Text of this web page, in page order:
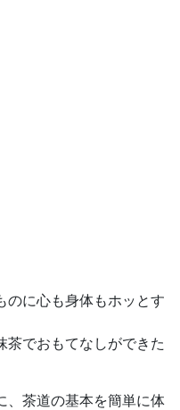
のに心も身体もホッとす
茶でおもてなしができた
、茶道の基本を簡単に体